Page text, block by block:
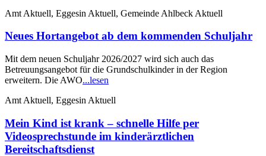
Amt Aktuell, Eggesin Aktuell, Gemeinde Ahlbeck Aktuell
Neues Hortangebot ab dem kommenden Schuljahr
Mit dem neuen Schuljahr 2026/2027 wird sich auch das
Betreuungsangebot für die Grundschulkinder in der Region
erweitern. Die AWO...lesen
Amt Aktuell, Eggesin Aktuell
Mein Kind ist krank – schnelle Hilfe per
Videosprechstunde im kinderärztlichen
Bereitschaftsdienst